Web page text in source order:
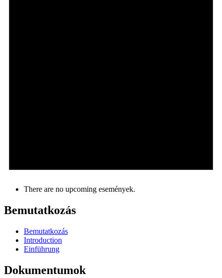
There are no upcoming események.
Bemutatkozás
Bemutatkozás
Introduction
Einführung
Dokumentumok